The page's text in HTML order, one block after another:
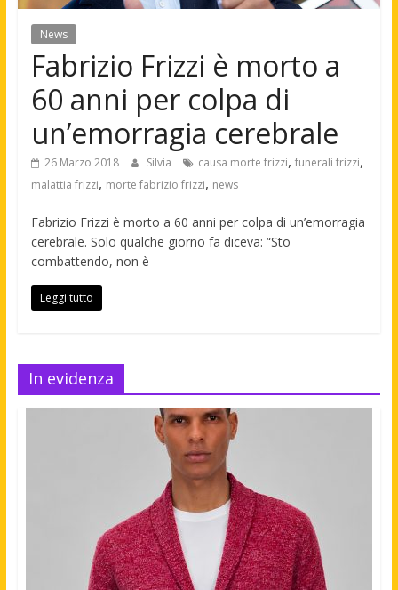
News
Fabrizio Frizzi è morto a
60 anni per colpa di
un’emorragia cerebrale
26 Marzo 2018 Silvia causa morte frizzi, funerali frizzi,
malattia frizzi, morte fabrizio frizzi, news
Fabrizio Frizzi è morto a 60 anni per colpa di un’emorragia
cerebrale. Solo qualche giorno fa diceva: “Sto
combattendo, non è
Leggi tutto
In evidenza